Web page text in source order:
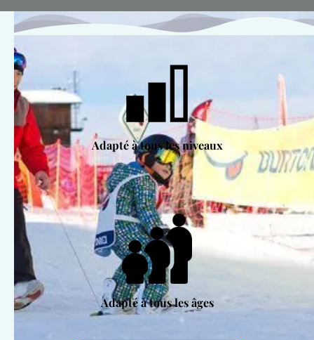
Adapté à tous les niveaux
Adapté à tous les âges